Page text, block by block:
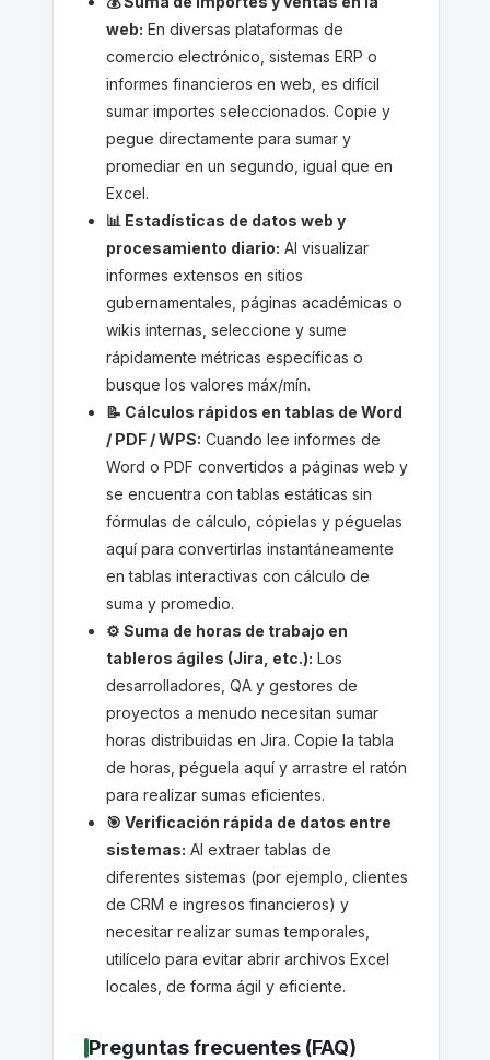
web: En diversas plataformas de
comercio electrónico, sistemas ERP o
informes financieros en web, es difícil
sumar importes seleccionados. Copie y
pegue directamente para sumar y
promediar en un segundo, igual que en
Excel.
📊 Estadísticas de datos web y
procesamiento diario: Al visualizar
informes extensos en sitios
gubernamentales, páginas académicas o
wikis internas, seleccione y sume
rápidamente métricas específicas o
busque los valores máx/mín.
📝 Cálculos rápidos en tablas de Word
/ PDF / WPS: Cuando lee informes de
Word o PDF convertidos a páginas web y
se encuentra con tablas estáticas sin
fórmulas de cálculo, cópielas y péguelas
aquí para convertirlas instantáneamente
en tablas interactivas con cálculo de
suma y promedio.
⚙️ Suma de horas de trabajo en
tableros ágiles (Jira, etc.): Los
desarrolladores, QA y gestores de
proyectos a menudo necesitan sumar
horas distribuidas en Jira. Copie la tabla
de horas, péguela aquí y arrastre el ratón
para realizar sumas eficientes.
🎯 Verificación rápida de datos entre
sistemas: Al extraer tablas de
diferentes sistemas (por ejemplo, clientes
de CRM e ingresos financieros) y
necesitar realizar sumas temporales,
utilícelo para evitar abrir archivos Excel
locales, de forma ágil y eficiente.
Preguntas frecuentes (FAQ)